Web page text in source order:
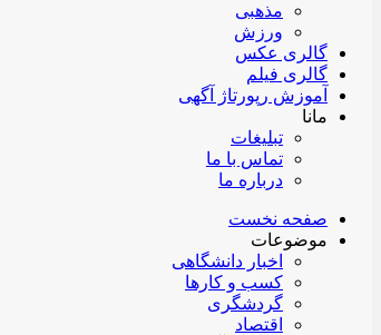
مذهبی
ورزش
گالری عکس
گالری فیلم
آموزش رپورتاژ آگهی
مانا
تبلیغات
تماس با ما
درباره ما
صفحه نخست
موضوعات
اخبار دانشگاهی
کسب و کارها
گردشگری
اقتصاد